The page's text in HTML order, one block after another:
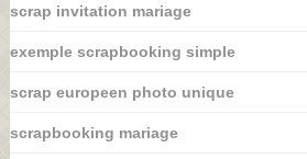
scrap invitation mariage
exemple scrapbooking simple
scrap europeen photo unique
scrapbooking mariage